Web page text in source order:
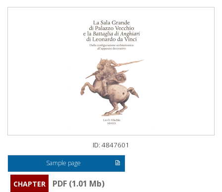
ID: 4847601
Sample page
CHAPTER
PDF (1.01 Mb)